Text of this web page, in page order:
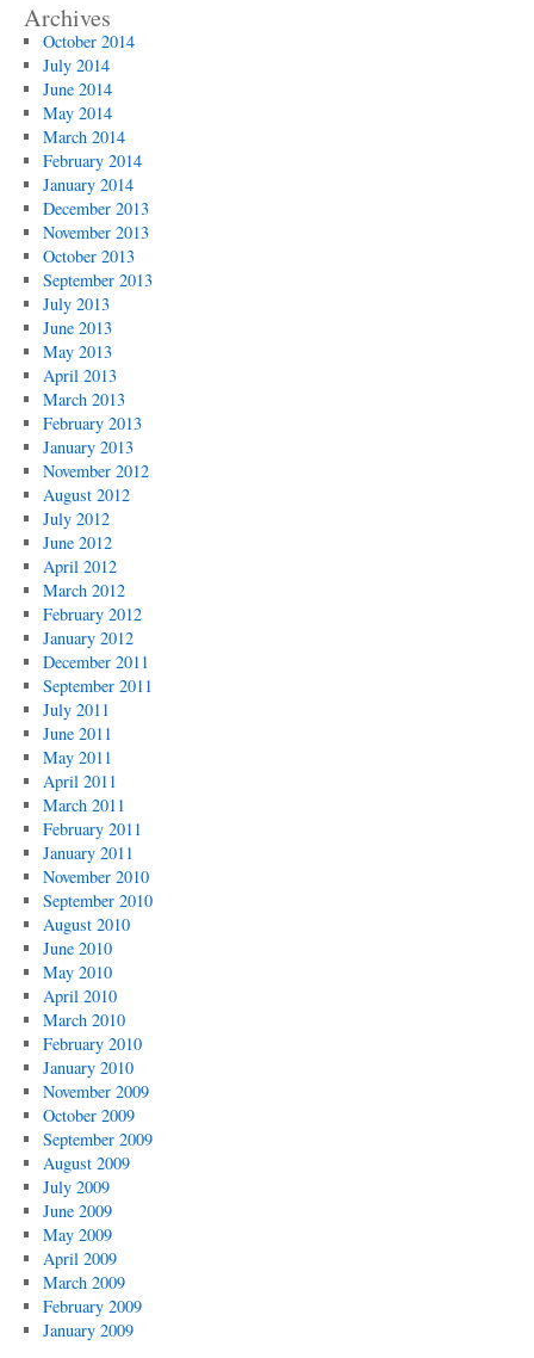
Archives
October 2014
July 2014
June 2014
May 2014
March 2014
February 2014
January 2014
December 2013
November 2013
October 2013
September 2013
July 2013
June 2013
May 2013
April 2013
March 2013
February 2013
January 2013
November 2012
August 2012
July 2012
June 2012
April 2012
March 2012
February 2012
January 2012
December 2011
September 2011
July 2011
June 2011
May 2011
April 2011
March 2011
February 2011
January 2011
November 2010
September 2010
August 2010
June 2010
May 2010
April 2010
March 2010
February 2010
January 2010
November 2009
October 2009
September 2009
August 2009
July 2009
June 2009
May 2009
April 2009
March 2009
February 2009
January 2009